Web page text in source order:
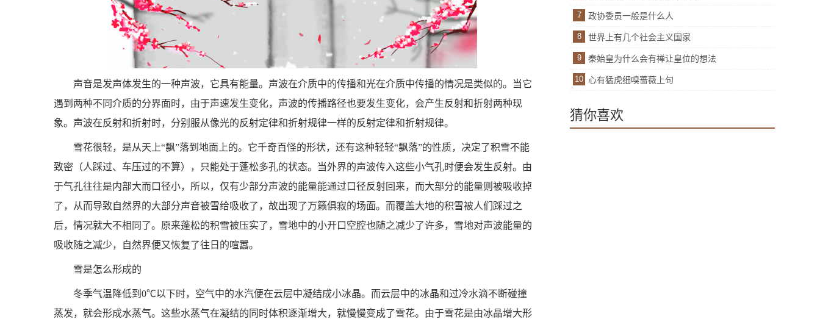
声音是发声体发生的一种声波，它具有能量。声波在介质中的传播和光在介质中传播的情况是类似的。当它
遇到两种不同介质的分界面时，由于声速发生变化，声波的传播路径也要发生变化，会产生反射和折射两种现
象。声波在反射和折射时，分别服从像光的反射定律和折射规律一样的反射定律和折射规律。
雪花很轻，是从天上“飘”落到地面上的。它千奇百怪的形状，还有这种轻轻“飘落”的性质，决定了积雪不能
致密（人踩过、车压过的不算），只能处于蓬松多孔的状态。当外界的声波传入这些小气孔时便会发生反射。由
于气孔往往是内部大而口径小，所以，仅有少部分声波的能量能通过口径反射回来，而大部分的能量则被吸收掉
了，从而导致自然界的大部分声音被雪给吸收了，故出现了万籁俱寂的场面。而覆盖大地的积雪被人们踩过之
后，情况就大不相同了。原来蓬松的积雪被压实了，雪地中的小开口空腔也随之减少了许多，雪地对声波能量的
吸收随之减少，自然界便又恢复了往日的喧嚣。
雪是怎么形成的
冬季气温降低到0℃以下时，空气中的水汽便在云层中凝结成小冰晶。而云层中的冰晶和过冷水滴不断碰撞
蒸发，就会形成水蒸气。这些水蒸气在凝结的同时体积逐渐增大，就慢慢变成了雪花。由于雪花是由冰晶增大形
7 政协委员一般是什么人
8 世界上有几个社会主义国家
9 秦始皇为什么会有禅让皇位的想法
10 心有猛虎细嗅蔷薇上句
猜你喜欢